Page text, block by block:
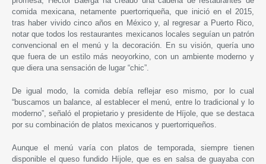
comida mexicana, netamente puertorriqueña, que inició en el 2015,
tras haber vivido cinco años en México y, al regresar a Puerto Rico,
notar que todos los restaurantes mexicanos locales seguían un patrón
convencional en el menú y la decoración. En su visión, quería uno
que fuera de un estilo más neoyorkino, con un ambiente moderno y
que diera una sensación de lugar “chic”.
De igual modo, la comida debía reflejar eso mismo, por lo cual
“buscamos un balance, al establecer el menú, entre lo tradicional y lo
moderno”, señaló el propietario y presidente de Híjole, que se destaca
por su combinación de platos mexicanos y puertorriqueños.
Aunque el menú varía con platos de temporada, siempre tienen
disponible el queso fundido Híjole, que es en salsa de guayaba con